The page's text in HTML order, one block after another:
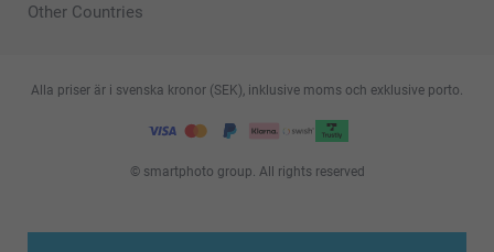
Other Countries
© smartphoto group. All rights reserved
Alla priser är i svenska kronor (SEK), inklusive moms och exklusive porto.